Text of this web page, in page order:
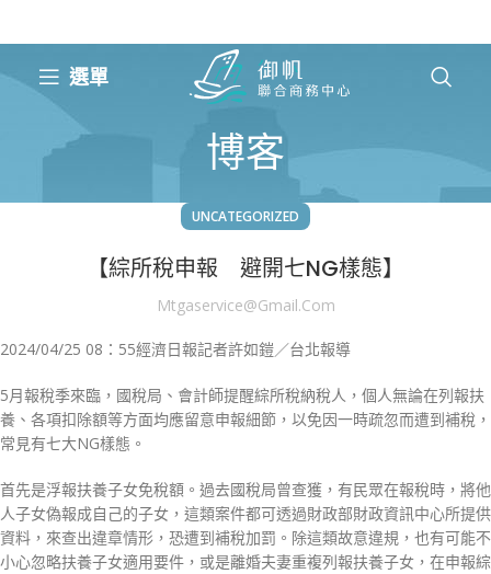
選單
博客
UNCATEGORIZED
【綜所稅申報 避開七NG樣態】
Mtgaservice@gmail.com
2024/04/25 08：55經濟日報記者許如鎧／台北報導
5月報稅季來臨，國稅局、會計師提醒綜所稅納稅人，個人無論在列報扶
養、各項扣除額等方面均應留意申報細節，以免因一時疏忽而遭到補稅，
常見有七大NG樣態。
首先是浮報扶養子女免稅額。過去國稅局曾查獲，有民眾在報稅時，將他
人子女偽報成自己的子女，這類案件都可透過財政部財政資訊中心所提供
資料，來查出違章情形，恐遭到補稅加罰。除這類故意違規，也有可能不
小心忽略扶養子女適用要件，或是離婚夫妻重複列報扶養子女，在申報綜